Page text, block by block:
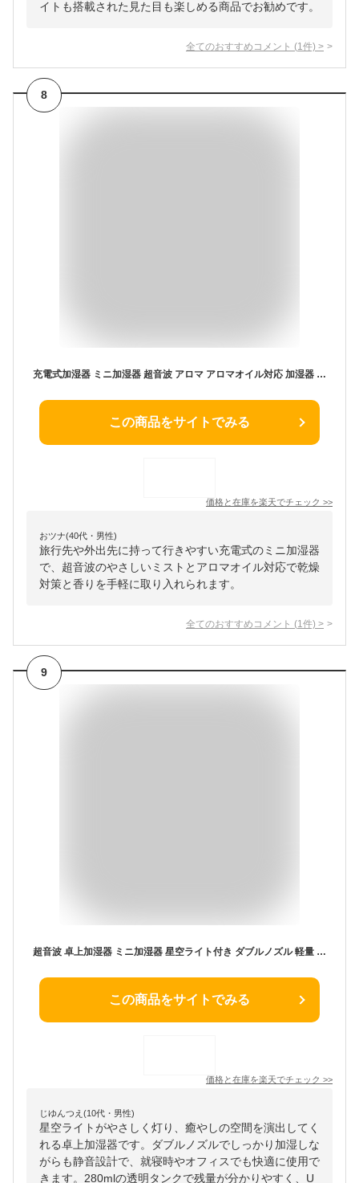
イトも搭載された見た目も楽しめる商品でお勧めです。
全てのおすすめコメント (1 件) >
8
充電式加湿器 ミニ加湿器 超音波 アロマ アロマオイル対応 加湿器 卓上 usb 静音 小型 コンパクト 除菌 連続加湿約10時間 気化式 大容量 360ml 持ち運び便利 空焚き防止 おしゃれ シンプル ナチュラル オフィス 車載 車用 プレゼント
この商品をサイトでみる
価格と在庫を楽天でチェック >>
おツナ(40代・男性)
旅行先や外出先に持って行きやすい充電式のミニ加湿器
で、超音波のやさしいミストとアロマオイル対応で乾燥
対策と香りを手軽に取り入れられます。
全てのおすすめコメント (1 件) >
9
超音波 卓上加湿器 ミニ加湿器 星空ライト付き ダブルノズル 軽量 静音 USB充電式 透明タンク 280ml 長時間連続加湿 乾燥対策 持ち運び USB給電 自宅 オフィス 車載 送料無料
この商品をサイトでみる
価格と在庫を楽天でチェック >>
じゆんつえ(10代・男性)
星空ライトがやさしく灯り、癒やしの空間を演出してく
れる卓上加湿器です。ダブルノズルでしっかり加湿しな
がらも静音設計で、就寝時やオフィスでも快適に使用で
きます。280mlの透明タンクで残量が分かりやすく、U